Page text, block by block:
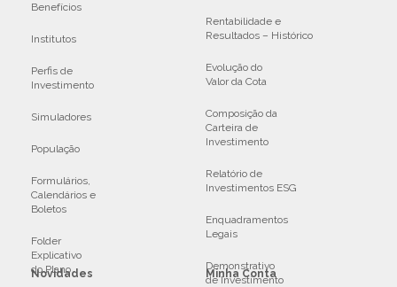
Benefícios
Institutos
Perfis de
Investimento
Simuladores
População
Formulários,
Calendários e
Boletos
Folder
Explicativo
do Plano
Rentabilidade e
Resultados – Histórico
Evolução do
Valor da Cota
Composição da
Carteira de
Investimento
Relatório de
Investimentos ESG
Enquadramentos
Legais
Demonstrativo
de Investimento
Novidades Minha Conta